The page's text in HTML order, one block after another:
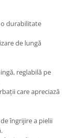
durabilitate
de lungă
reglabilă pe
care apreciază
îngrijire a pielii